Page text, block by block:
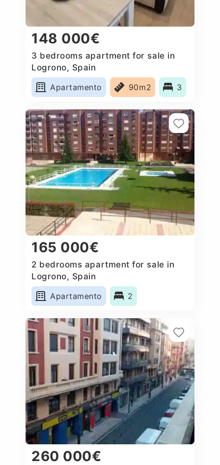
148 000€
3 bedrooms apartment for sale in
Logrono, Spain
Apartamento
90m2 3
165 000€
2 bedrooms apartment for sale in
Logrono, Spain
Apartamento
2
260 000€